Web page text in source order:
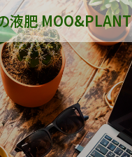
液肥 MOO&PLANT